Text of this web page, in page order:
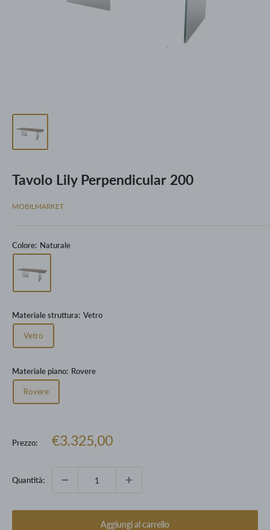
Tavolo Lily Perpendicular 200
MOBILMARKET
Colore: Naturale
Materiale struttura: Vetro
Vetro
Materiale piano: Rovere
Rovere
Prezzo:
Prezzo
€3.325,00
Quantità:
Aggiungi al carrello